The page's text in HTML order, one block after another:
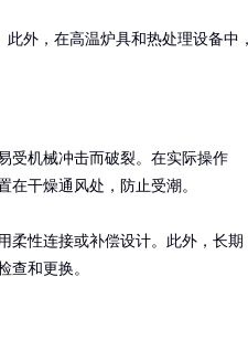
外，在高温炉具和热处理设备中
受机械冲击而破裂。在实际操作
干燥通风处，防止受潮。
柔性连接或补偿设计。此外，长期
查和更换。